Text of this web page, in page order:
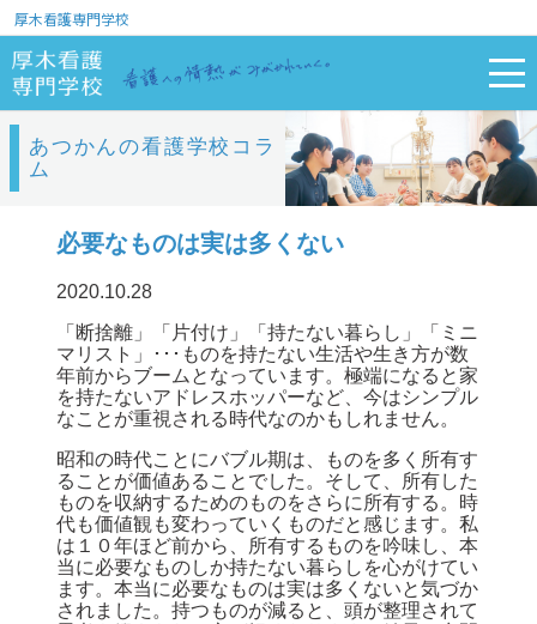
厚木看護専門学校
あつかんの看護学校コラ
ム
必要なものは実は多くない
2020.10.28
「断捨離」「片付け」「持たない暮らし」「ミニ
マリスト」･･･ものを持たない生活や生き方が数
年前からブームとなっています。極端になると家
を持たないアドレスホッパーなど、今はシンプル
なことが重視される時代なのかもしれません。
昭和の時代ことにバブル期は、ものを多く所有す
ることが価値あることでした。そして、所有した
ものを収納するためのものをさらに所有する。時
代も価値観も変わっていくものだと感じます。私
は１０年ほど前から、所有するものを吟味し、本
当に必要なものしか持たない暮らしを心がけてい
ます。本当に必要なものは実は多くないと気づか
されました。持つものが減ると、頭が整理されて